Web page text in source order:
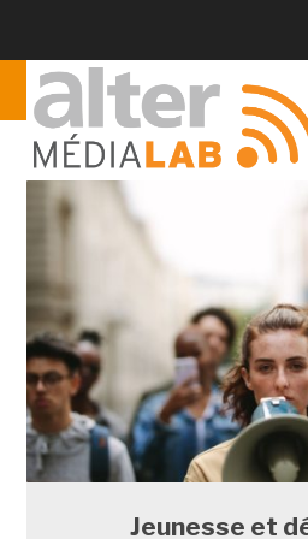
Jeunesse et